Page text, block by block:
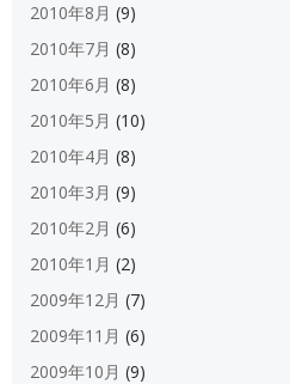
2010年8月 (9)
2010年7月 (8)
2010年6月 (8)
2010年5月 (10)
2010年4月 (8)
2010年3月 (9)
2010年2月 (6)
2010年1月 (2)
2009年12月 (7)
2009年11月 (6)
2009年10月 (9)